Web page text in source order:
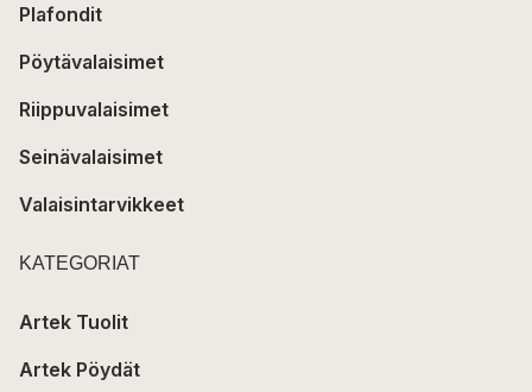
Plafondit
Pöytävalaisimet
Riippuvalaisimet
Seinävalaisimet
Valaisintarvikkeet
KATEGORIAT
Artek Tuolit
Artek Pöydät